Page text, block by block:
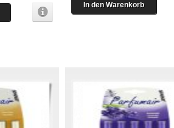
In den Warenkorb